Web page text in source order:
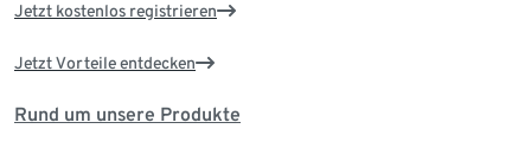
Jetzt kostenlos registrieren
Jetzt Vorteile entdecken
Rund um unsere Produkte